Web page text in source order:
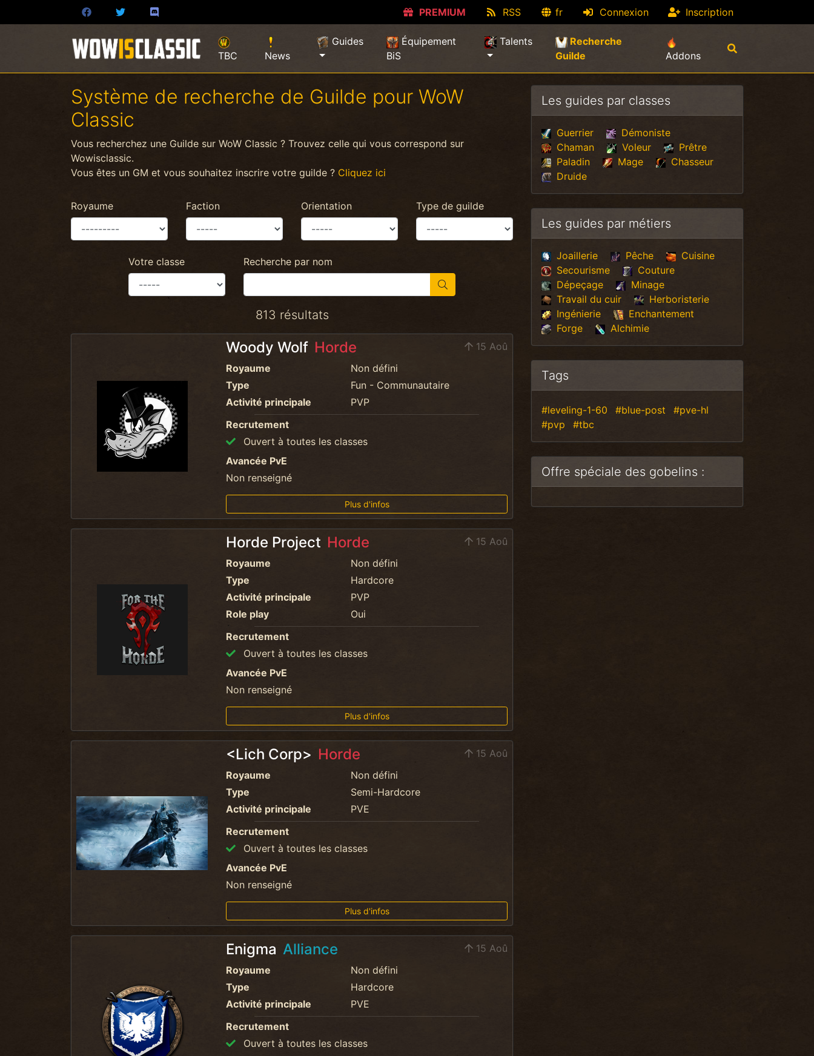
PREMIUM RSS fr Connexion Inscription
TBC News
Guides
Équipement
BiS
Talents
Recherche
Guilde(current) Addons
Système de recherche de Guilde pour WoW
Classic
Vous recherchez une Guilde sur WoW Classic ? Trouvez celle qui vous correspond sur
Wowisclassic.
Vous êtes un GM et vous souhaitez inscrire votre guilde ? Cliquez ici
Royaume Faction Orientation Type de guilde
Votre classe Recherche par nom
813 résultats
Woody Wolf Horde
15 Aoû
Royaume
Non défini
Type
Fun - Communautaire
Activité principale
PVP
Recrutement
Ouvert à toutes les classes
Avancée PvE
Non renseigné
Plus d'infos
Horde Project Horde
15 Aoû
Royaume
Non défini
Type
Hardcore
Activité principale
PVP
Role play
Oui
Recrutement
Ouvert à toutes les classes
Avancée PvE
Non renseigné
Plus d'infos
<Lich Corp> Horde
15 Aoû
Royaume
Non défini
Type
Semi-Hardcore
Activité principale
PVE
Recrutement
Ouvert à toutes les classes
Avancée PvE
Non renseigné
Plus d'infos
Enigma Alliance
15 Aoû
Royaume
Non défini
Type
Hardcore
Activité principale
PVE
Recrutement
Ouvert à toutes les classes
Les guides par classes
Guerrier
Démoniste
Chaman
Voleur
Prêtre
Paladin
Mage
Chasseur
Druide
Les guides par métiers
Joaillerie Pêche
Cuisine
Secourisme
Couture
Dépeçage
Minage
Travail du cuir
Herboristerie
Ingénierie
Enchantement
Forge
Alchimie
Tags
#leveling-1-60 #blue-post
#pve-hl
#pvp
#tbc
Offre spéciale des gobelins :